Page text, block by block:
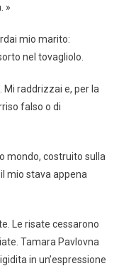
»
mio marito:
nel tovagliolo.
Mi raddrizzai e, per la
falso o di
mondo, costruito sulla
mio stava appena
Le risate cessarono
Tamara Pavlovna
in un’espressione